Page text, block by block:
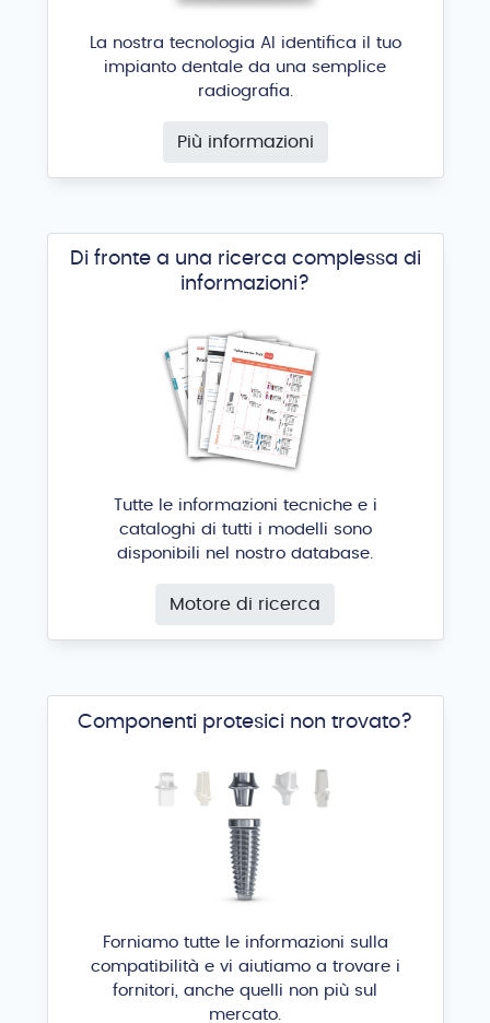
La nostra tecnologia AI identifica il tuo
impianto dentale da una semplice
radiografia.
Più informazioni
Di fronte a una ricerca complessa di
informazioni?
Tutte le informazioni tecniche e i
cataloghi di tutti i modelli sono
disponibili nel nostro database.
Motore di ricerca
Componenti protesici non trovato?
Forniamo tutte le informazioni sulla
compatibilità e vi aiutiamo a trovare i
fornitori, anche quelli non più sul
mercato.